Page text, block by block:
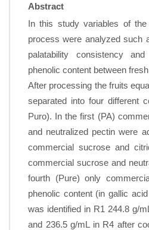
Abstract
In this study variables of
process were analyzed such
palatability consistency
phenolic content between
After processing the fruits
separated into four different
Puro). In the first (PA)
and neutralized pectin were
commercial sucrose and
commercial sucrose and
fourth (Pure) only
phenolic content (in gallic
was identified in R1 244.8 g/
and 236.5 g/mL in R4 after